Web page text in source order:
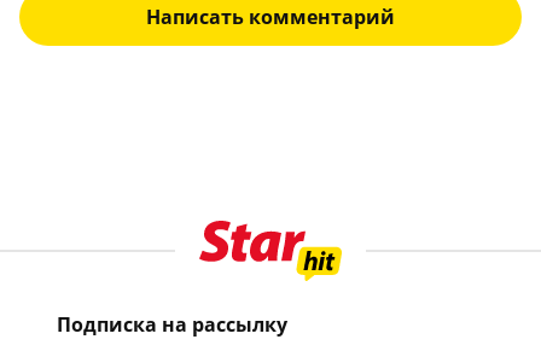
Написать комментарий
Подписка на рассылку